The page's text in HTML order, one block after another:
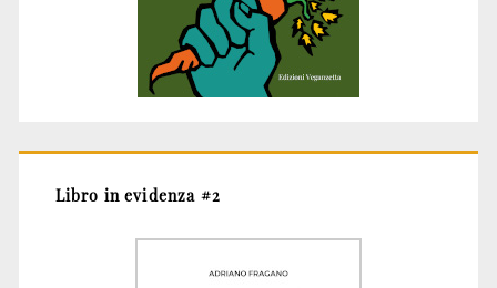
Libro in evidenza #2